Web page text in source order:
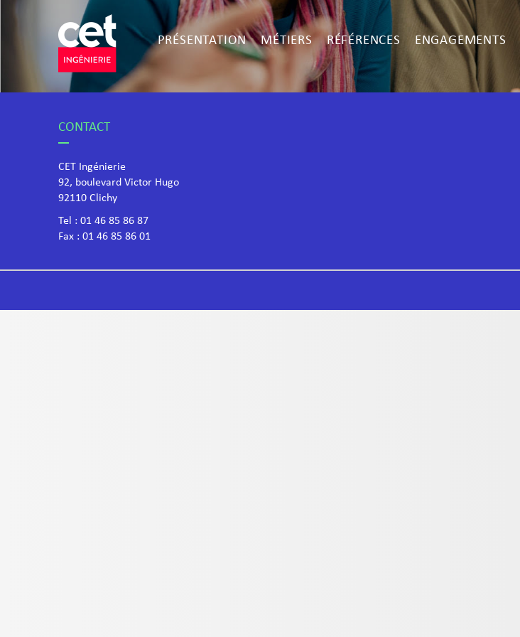
PRÉSENTATION MÉTIERS RÉFÉRENCES ENGAGEMENTS
CONTACT
CET Ingénierie
92, boulevard Victor Hugo
​92110 Clichy
Tel : 01 46 85 86 87
Fax : 01 46 85 86 01